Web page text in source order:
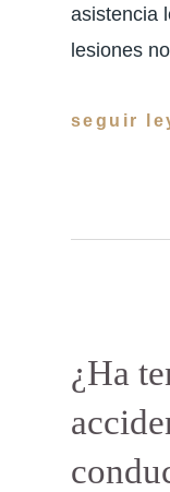
asistencia
lesiones
seguir
¿Ha